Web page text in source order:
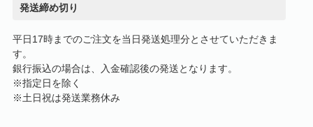
発送締め切り
平日17時までのご注文を当日発送処理分とさせていただきま
す。
銀行振込の場合は、入金確認後の発送となります。
※指定日を除く
※土日祝は発送業務休み